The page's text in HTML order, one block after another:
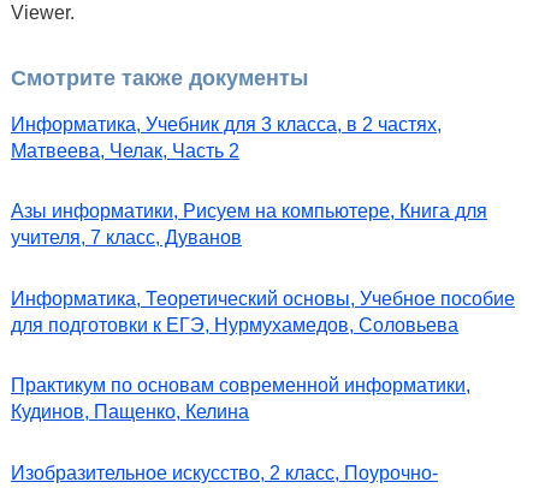
Viewer.
Смотрите также документы
Информатика, Учебник для 3 класса, в 2 частях,
Матвеева, Челак, Часть 2
Азы информатики, Рисуем на компьютере, Книга для
учителя, 7 класс, Дуванов
Информатика, Теоретический основы, Учебное пособие
для подготовки к ЕГЭ, Нурмухамедов, Соловьева
Практикум по основам современной информатики,
Кудинов, Пащенко, Келина
Изобразительное искусство, 2 класс, Поурочно-